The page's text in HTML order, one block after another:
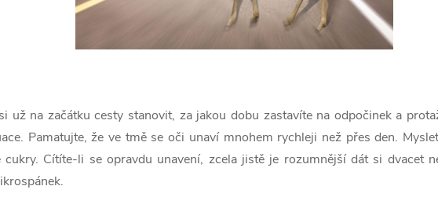
už na začátku cesty stanovit, za jakou dobu zastavíte na odpočinek a
Pamatujte, že ve tmě se oči unaví mnohem rychleji než přes den.
Cítíte-li se opravdu unavení, zcela jistě je rozumnější dát si dvacet